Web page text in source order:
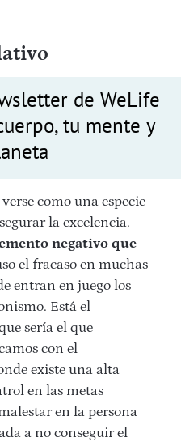
de WeLife
tu mente y
como una especie
la excelencia.
negativo que
el fracaso en muchas
entran en juego los
Está el
sería el que
con el
existe una alta
en las metas
en la persona
a no conseguir el